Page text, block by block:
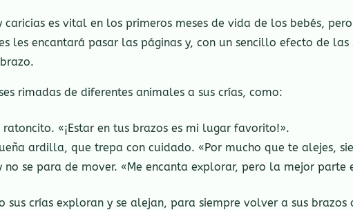
es vital en los primeros meses de vida de los bebés,
les encantará pasar las páginas y, con un sencillo efecto de
rimadas de diferentes animales a sus crías, como:
«¡Estar en tus brazos es mi lugar favorito!».
ardilla, que trepa con cuidado. «Por mucho que te alejes,
no se para de mover. «Me encanta explorar, pero la mejor parte
sus crías exploran y se alejan, para siempre volver a sus